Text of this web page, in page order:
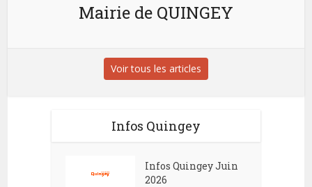
Mairie de QUINGEY
Voir tous les articles
Infos Quingey
Infos Quingey Juin
2026